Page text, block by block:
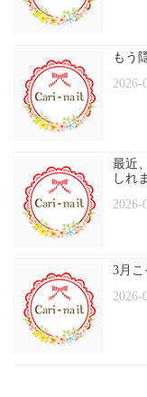
もう
2026-
最近
しれ
2026-
3月
2026-